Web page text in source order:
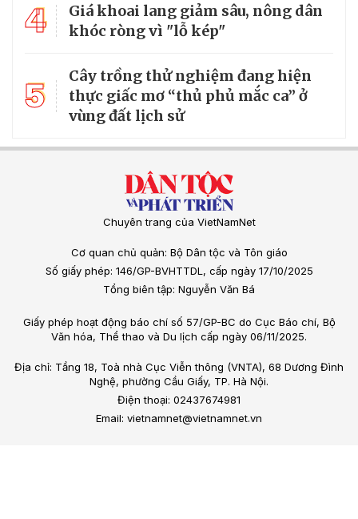
4
Giá khoai lang giảm sâu, nông dân
khóc ròng vì "lỗ kép"
5
Cây trồng thử nghiệm đang hiện
thực giấc mơ “thủ phủ mắc ca” ở
vùng đất lịch sử
Chuyên trang của VietNamNet
Cơ quan chủ quản: Bộ Dân tộc và Tôn giáo
Số giấy phép: 146/GP-BVHTTDL, cấp ngày 17/10/2025
Tổng biên tập: Nguyễn Văn Bá
Giấy phép hoạt động báo chí số 57/GP-BC do Cục Báo chí, Bộ
Văn hóa, Thể thao và Du lịch cấp ngày 06/11/2025.
Địa chỉ: Tầng 18, Toà nhà Cục Viễn thông (VNTA), 68 Dương Đình
Nghệ, phường Cầu Giấy, TP. Hà Nội.
Điện thoại: 02437674981
Email: vietnamnet@vietnamnet.vn